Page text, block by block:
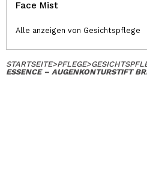
Face Mist
Alle anzeigen von Gesichtspflege
STARTSEITE>PFLEGE>
ESSENCE – AUGENKONTURSTIFT